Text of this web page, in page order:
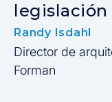
legislación
Randy Isdahl
Director de
Forman